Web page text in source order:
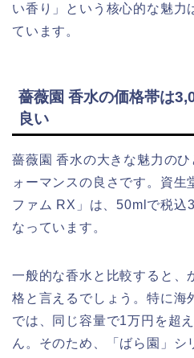
い香り」という核心的な魅力
ています。
薔薇園 香水の価格帯は
良い
薔薇園 香水の大きな魅力の
ォーマンスの良さです。資生
ファム RX」は、50mlで税込
なっています。
一般的な香水と比較すると、
格と言えるでしょう。特に海
では、同じ容量で1万円を超
ん。そのため、「ばら園」シ